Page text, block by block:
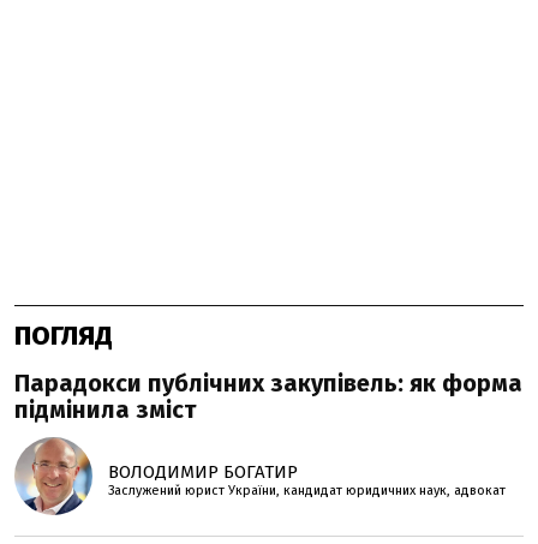
ПОГЛЯД
Парадокси публічних закупівель: як форма
підмінила зміст
ВОЛОДИМИР БОГАТИР
Заслужений юрист України, кандидат юридичних наук, адвокат